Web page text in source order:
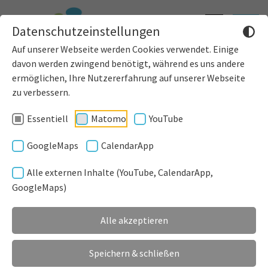
Datenschutzeinstellungen
Auf unserer Webseite werden Cookies verwendet. Einige
davon werden zwingend benötigt, während es uns andere
ermöglichen, Ihre Nutzererfahrung auf unserer Webseite
zu verbessern.
Essentiell Matomo YouTube
GoogleMaps CalendarApp
Alle externen Inhalte (YouTube, CalendarApp,
GoogleMaps)
Alle akzeptieren
Speichern & schließen
Informationen
einblenden
Toggle